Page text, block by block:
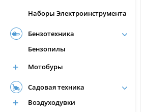
Наборы Электроинcтрумента
Бензотехника
Бензопилы
Мотобуры
Садовая техника
Воздуходувки